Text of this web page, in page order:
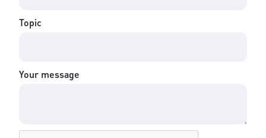
Topic
Your message